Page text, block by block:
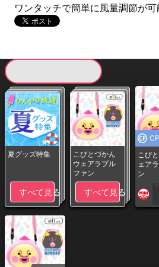
ワンタッチで簡単に風量調節が可
夏グッズ特集
すべて見る
こびとづかん
ウェアラブル
ファン
すべて見る
こび
ェア
ン